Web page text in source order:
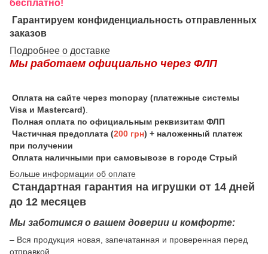
бесплатно!
Гарантируем конфиденциальность отправленных
заказов
Подробнее о доставке
Мы работаем официально через ФЛП
Оплата на сайте через monopay (платежные системы
Visa и Mastercard)
Полная оплата по официальным реквизитам ФЛП
Частичная предоплата (200 грн) + наложенный платеж
при получении
Оплата наличными при самовывозе в городе Стрый
Больше информации об оплате
Стандартная гарантия на игрушки от 14 дней
до 12 месяцев
Мы заботимся о вашем доверии и комфорте:
– Вся продукция новая, запечатанная и проверенная перед
отправкой